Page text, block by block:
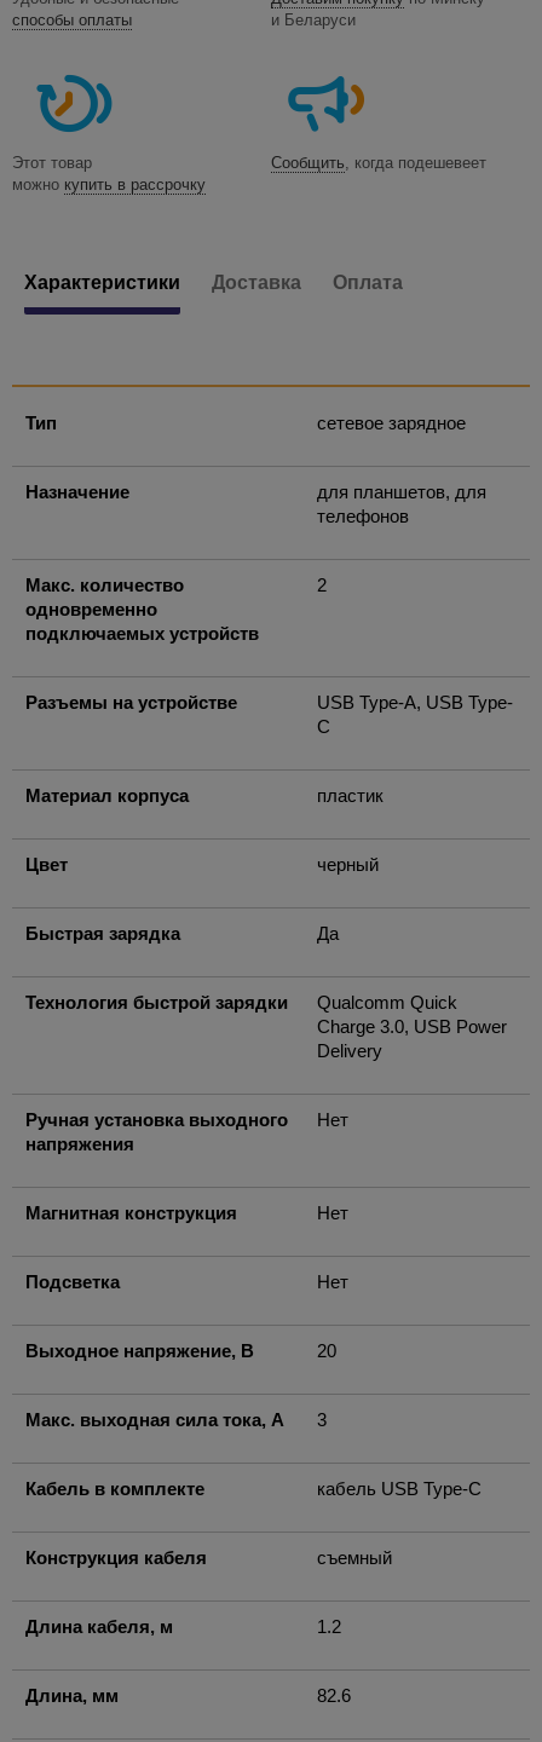
способы оплаты
и Беларуси
Этот товар
можно купить в рассрочку
Сообщить, когда подешевеет
Характеристики Доставка Оплата
Тип сетевое зарядное
Назначение
для планшетов, для
телефонов
Макс. количество
одновременно
подключаемых устройств
2
Разъемы на устройстве
USB Type-A, USB Type-
C
Материал корпуса пластик
Цвет черный
Быстрая зарядка Да
Технология быстрой зарядки
Qualcomm Quick
Charge 3.0, USB Power
Delivery
Ручная установка выходного
напряжения
Нет
Магнитная конструкция Нет
Подсветка Нет
Выходное напряжение, В 20
Макс. выходная сила тока, А 3
Кабель в комплекте кабель USB Type-C
Конструкция кабеля съемный
Длина кабеля, м 1.2
Длина, мм 82.6